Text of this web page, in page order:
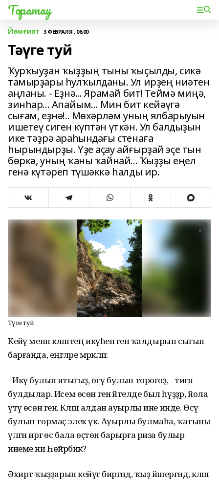
Торатау
Йәмғиәт 3 ФЕВРАЛЯ , 06:00
Тәүге туй
Ҡурҡыуҙан ҡыҙҙың тыны ҡыҫылды, сикә
тамырҙары һулҡылданы. Ул ирҙең ниәтен
аңланы. - Еҙнә... Ярамай бит! Теймә миңә,
зинһар... Апайым... Мин бит кейәүгә
сығам, еҙнә!.. Мөхәрләм уның ялбарыуын
ишетеү сиген күптән үткән. Ул балдыҙын
ике тәҙрә араһындағы стенаға
һырындырҙы. Үҙе аҫау айғырҙай эҫе тын
бөркә, уның ҡаны ҡайнай... Ҡыҙҙы еңел
генә күтәреп түшәккә һалды ир.
Тәүге туй
Кейәү менән кәләштең икәүһен генә ҡалдырып сығып
барғанда, еңгәләре мәрәкәләп:
- Икәү булып ятығыҙ, өсәү булып тороғоҙ, - тигән
булдылар. Исем өсөн генә әйтелде был һүҙҙәр, йола
үтәү өсөн генә. Кәләш алдан ауырлы ине инде. Өсәү
булып тормаҫ элек үк. Ауырлы булмаһа, ҡатыны
үлгән иргә өс бала өҫтөнә барырға риза булыр
инеме ни Һөйәрбикә?
Әхирәт ҡыҙҙарын кейәүгә биргәндә, ҡыҙ йәшергәндә, кәләш